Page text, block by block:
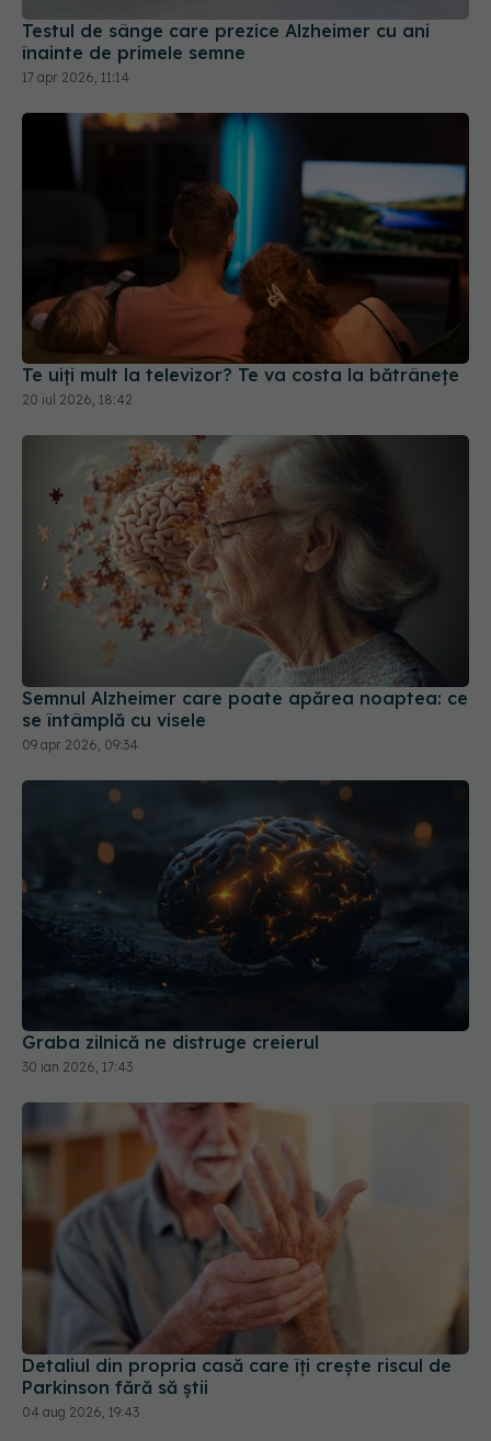
Testul de sânge care prezice Alzheimer cu ani
înainte de primele semne
17 apr 2026, 11:14
Te uiți mult la televizor? Te va costa la bătrânețe
20 iul 2026, 18:42
Semnul Alzheimer care poate apărea noaptea: ce
se întâmplă cu visele
09 apr 2026, 09:34
Graba zilnică ne distruge creierul
30 ian 2026, 17:43
Detaliul din propria casă care îți crește riscul de
Parkinson fără să știi
04 aug 2026, 19:43